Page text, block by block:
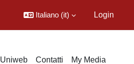
Italiano ‎(it)‎ Login
Uniweb Contatti My Media